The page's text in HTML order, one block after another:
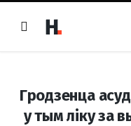
Гродзенца
у тым ліку за